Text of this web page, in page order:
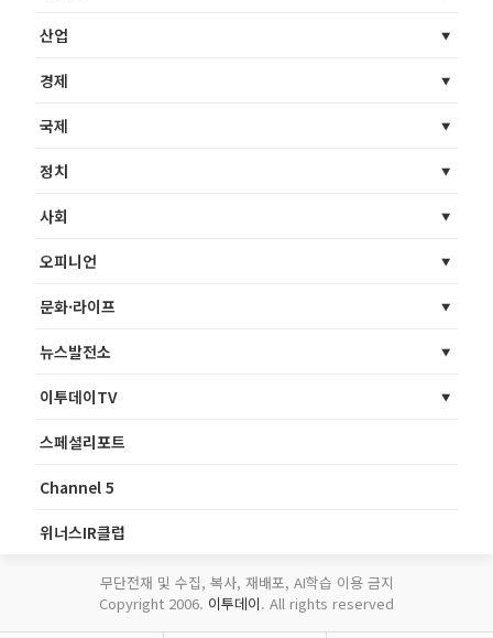
산업
경제
국제
정치
사회
오피니언
문화·라이프
뉴스발전소
이투데이TV
스페셜리포트
Channel 5
위너스IR클럽
무단전재 및 수집, 복사, 재배포, AI학습 이용 금지
Copyright 2006. 이투데이. All rights reserved